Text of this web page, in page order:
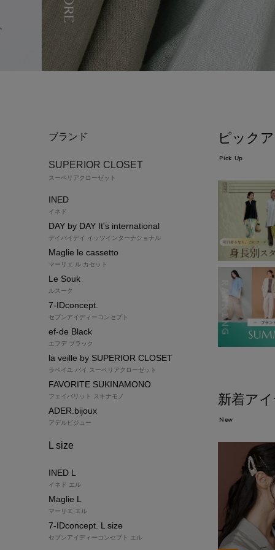
ピック
Pick Up
新着ア
New
ブランド
SUPERIOR CLOSET
スーペリアクローゼット
INED
イネド
DAY by DAY It's international
デイバイデイ イッツインターナショナル
Maglie le cassetto
マーリエ ル カセット
Le Souk
ルスーク
7-IDconcept.
セブンアイディーコンセプト
ef-de Black
エフデ ブラック
la veille by SUPERIOR CLOSET
ラベイユ バイ スーペリアクローゼット
FAVORITE SUKINAMONO
フェイバリット スキナモノ
ADER.bijoux
アデルビジュー
L size
INED L
イネド エル
Maglie L
マーリエ エル
7-IDconcept. L size
セブンアイディーコンセプト エル